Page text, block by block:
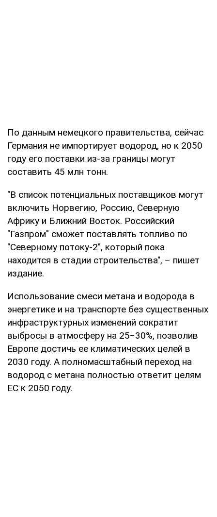
По данным немецкого правительства, сейчас
Германия не импортирует водород, но к 2050
году его поставки из-за границы могут
составить 45 млн тонн.
"В список потенциальных поставщиков могут
включить Норвегию, Россию, Северную
Африку и Ближний Восток. Российский
"Газпром" сможет поставлять топливо по
"Северному потоку-2", который пока
находится в стадии строительства", – пишет
издание.
Использование смеси метана и водорода в
энергетике и на транспорте без существенных
инфраструктурных изменений сократит
выбросы в атмосферу на 25−30%, позволив
Европе достичь ее климатических целей в
2030 году. А полномасштабный переход на
водород с метана полностью ответит целям
ЕС к 2050 году.